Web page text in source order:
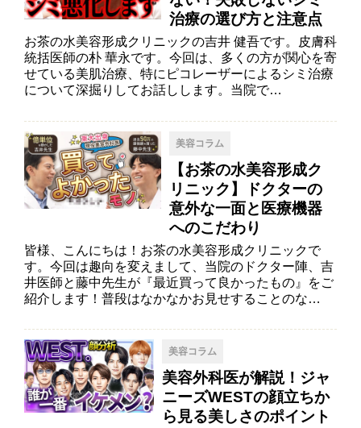
治療の選び方と注意点
お茶の水美容形成クリニックの吉井 健吾です。皮膚科
統括医師の朴 華永です。今回は、多くの方が関心を寄
せている美肌治療、特にピコレーザーによるシミ治療
について深掘りしてお話しします。当院で…
美容コラム
【お茶の水美容形成ク
リニック】ドクターの
意外な一面と医療機器
へのこだわり
皆様、こんにちは！お茶の水美容形成クリニックで
す。今回は趣向を変えまして、当院のドクター陣、吉
井医師と藤中先生が『最近買って良かったもの』をご
紹介します！普段はなかなかお見せすることのな…
美容コラム
美容外科医が解説！ジャ
ニーズWESTの顔立ちか
ら見る美しさのポイント